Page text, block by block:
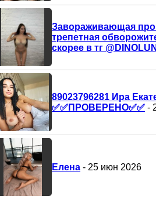
Завораживающая
трепетная
скорее в тг
89023796281 Ира
✅️✅️ПРОВЕРЕНО✅️✅️ -
Елена - 25 июн 2026